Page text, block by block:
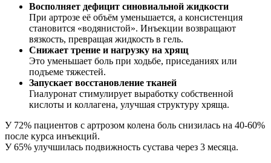
Восполняет дефицит синовиальной жидкости
При артрозе её объём уменьшается, а консистенция
становится «водянистой». Инъекции возвращают
вязкость, превращая жидкость в гель.
Снижает трение и нагрузку на хрящ
Это уменьшает боль при ходьбе, приседаниях или
подъеме тяжестей.
Запускает восстановление тканей
Гиалуронат стимулирует выработку собственной
кислоты и коллагена, улучшая структуру хряща.
У 72% пациентов с артрозом колена боль снизилась на 40-60%
после курса инъекций.
У 65% улучшилась подвижность сустава через 3 месяца.